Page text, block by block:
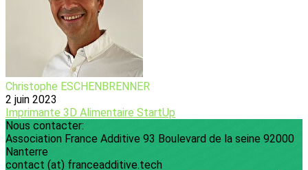
Christophe ESCHENBRENNER
2 juin 2023
Imprimante 3D Alimentaire StartUp
Nous contacter:
Association France Additive 93 Boulevard de la seine 92000
Nanterre
contact (at) franceadditive.tech